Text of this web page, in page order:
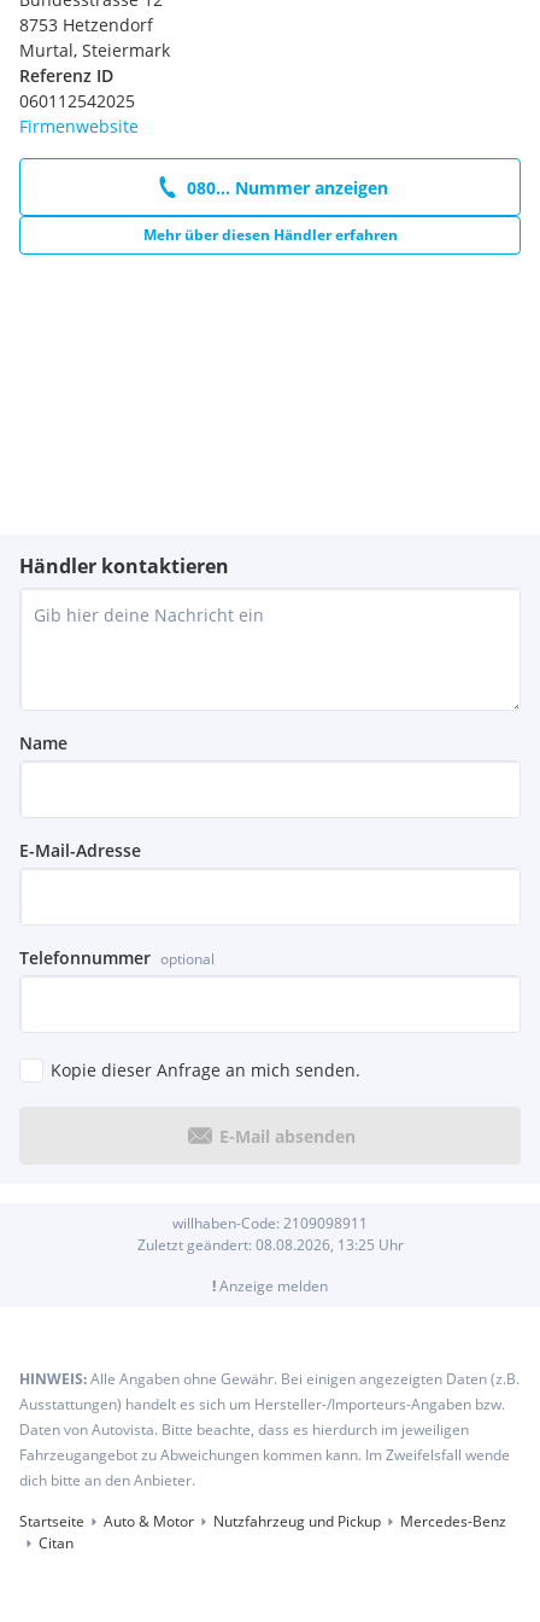
W78 Fenster in Heckklappe mit Wisch- und Waschanlage
X99 Hersteller Mercedes-Benz AG
XC8 VIN von aussen sichtbar
XE5 Interner Code SSVOLP
XH7 Gewichtsvariante 2.390 kg
XU1 Schilder / Druckschriften deutsch
XW9 Steuercode Umstellung WLTP
XZ0 Modellgeneration 0
Y10 Verbandstasche
8753 Hetzendorf
Murtal, Steiermark
Referenz ID
060112542025
Firmenwebsite
080... Nummer anzeigen
Mehr über diesen Händler erfahren
Händler kontaktieren
Name
E-Mail-Adresse
Telefonnummer optional
Kopie dieser Anfrage an mich senden.
E-Mail absenden
willhaben-Code: 2109098911
Zuletzt geändert: 08.08.2026, 13:25 Uhr
!Anzeige melden
HINWEIS:Alle Angaben ohne Gewähr. Bei einigen angezeigten Daten (z.B.
Ausstattungen) handelt es sich um Hersteller-/Importeurs-Angaben bzw.
Daten von Autovista. Bitte beachte, dass es hierdurch im jeweiligen
Fahrzeugangebot zu Abweichungen kommen kann. Im Zweifelsfall wende
dich bitte an den Anbieter.
Startseite
Auto & Motor Nutzfahrzeug und Pickup
Mercedes-Benz
Citan